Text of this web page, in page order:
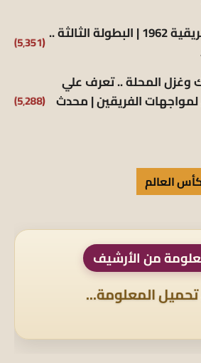
كأس الأمم الأفريقية 1962 | البطولة الثالثة ..(5٬351)
وغزل المحلة .. تعرف علي
لمواجهات الفريقين | محدث (5٬288)
العالم
من الأرشيف
المعلومة...